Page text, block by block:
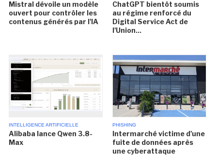
Mistral dévoile un modèle
ouvert pour contrôler les
contenus générés par l'IA
ChatGPT bientôt soumis
au régime renforcé du
Digital Service Act de
l'Union...
INTELLIGENCE ARTIFICIELLE
Alibaba lance Qwen 3.8-
Max
PHISHING
Intermarché victime d'une
fuite de données après
une cyberattaque